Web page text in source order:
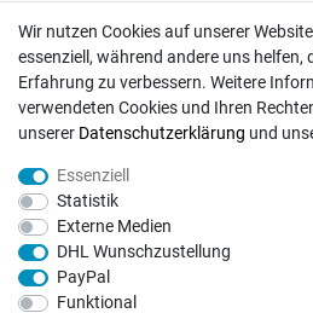
DHL
Deutsche Post
Bei Fragen wenden Sie sich direkt an
info@rasentraktoren-
MA-Versand GmbH, 53925 Kall, In der
Wir nutzen Cookies auf unserer
essenziell, während andere uns helfen,
Erfahrung zu verbessern. Weitere
verwendeten Cookies und Ihren
unserer Daten­schutz­erklärung und
Essenziell
Statistik
Externe Medien
DHL Wunschzustellung
PayPal
Funktional